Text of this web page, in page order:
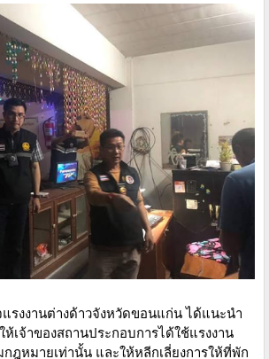
รงงานต่างด้าวจังหวัดขอนแก่น ได้แนะนำ
เจ้าของสถานประกอบการได้ใช้แรงงาน
ฎหมายเท่านั้น และให้หลีกเลี่ยงการให้ที่พัก